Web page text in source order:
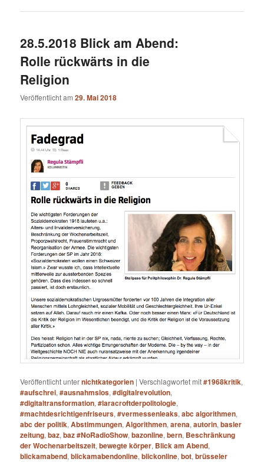
28.5.2018 Blick am Abend:
Rolle rückwärts in die
Religion
Veröffentlicht am29. Mai 2018
Veröffentlicht unternichtkategorien |Verschlagwortet mit#1968kritik,
#aufschrei,#ausnahmslos,#digitalrevolution,
#digitaltransformation,#laracroftderpolitologie,
#machtdesrichtigenfriseurs,#vermessenleaks,abc algorithmen,
abc der politik,Abstimmungen,Algorithmen,arena,autorin,basler
zeitung,baz,baz #NoRadioShow,bazonline,bern, Beschränkung
der Wochenarbeitszeit,bewegte körper, Blick am Abend,
blickamabend,blickamabendonline,blickonline,bot,brüsseler